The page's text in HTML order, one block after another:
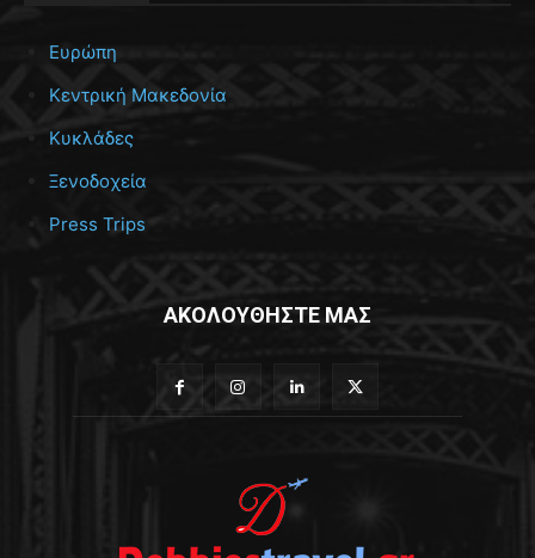
Ευρώπη
Κεντρική Μακεδονία
Κυκλάδες
Ξενοδοχεία
Press Trips
ΑΚΟΛΟΥΘΗΣΤΕ ΜΑΣ